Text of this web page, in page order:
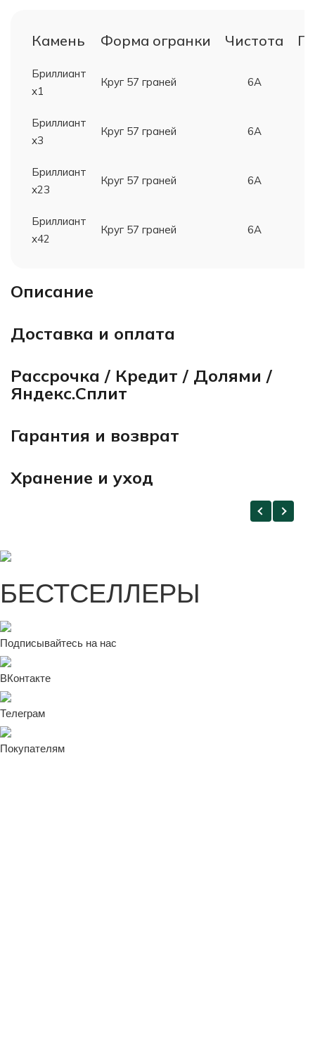
Камень Форма огранки Чистота
Бриллиант
х1
Круг 57 граней 6А
Бриллиант
х3
Круг 57 граней 6А
Бриллиант
х23
Круг 57 граней 6А
Бриллиант
х42
Круг 57 граней 6А
Описание
Доставка и оплата
Рассрочка / Кредит / Долями /
Яндекс.Сплит
Гарантия и возврат
Хранение и уход
БЕСТСЕЛЛЕРЫ
Подписывайтесь на нас
ВКонтакте
Телеграм
Покупателям